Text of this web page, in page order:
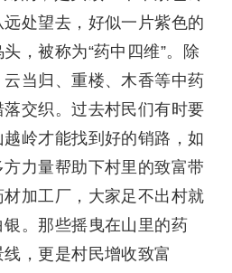
处望去，好似一片紫色的
，被称为“药中四维”。除
当归、重楼、木香等中药
交织。过去村民们有时要
岭才能找到好的销路，如
力量帮助下村里的致富带
加工厂，大家足不出村就
。那些摇曳在山里的药
，更是村民增收致富